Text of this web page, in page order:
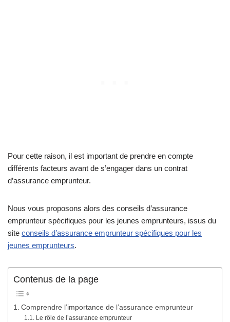
Pour cette raison, il est important de prendre en compte
différents facteurs avant de s’engager dans un contrat
d’assurance emprunteur.
Nous vous proposons alors des conseils d’assurance
emprunteur spécifiques pour les jeunes emprunteurs, issus du
site conseils d’assurance emprunteur spécifiques pour les
jeunes emprunteurs.
Contenus de la page
Comprendre l’importance de l’assurance emprunteur
Le rôle de l’assurance emprunteur